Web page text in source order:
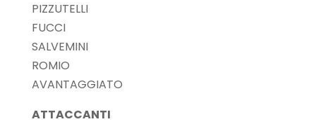
PIZZUTELLI
FUCCI
SALVEMINI
ROMIO
AVANTAGGIATO
ATTACCANTI